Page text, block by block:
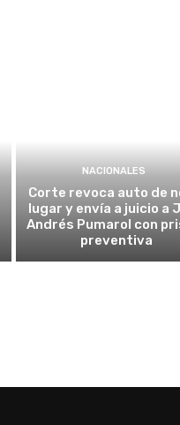
NACIONALES
Corte revoca auto de
lugar y envía a juicio a
Andrés Pumarol con
preventiva